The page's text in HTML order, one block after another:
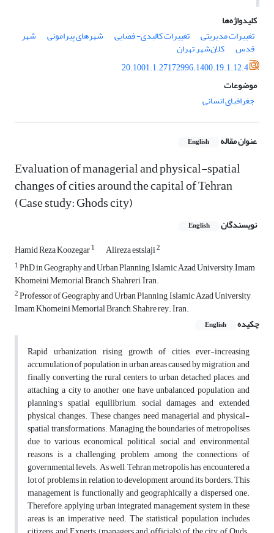
کلیدواژه‌ها
تغییرات مدیریتی
تغییرات کالبدی- فضایی شهرهای پیرامونی شهر
قدس
کلان‌شهر تهران
20.1001.1.27172996.1400.19.1.12.4
موضوعات
جغرافیای انسانی
عنوان مقاله English
Evaluation of managerial and physical-spatial
changes of cities around the capital of Tehran
(Case study: Ghods city)
نویسندگان English
Hamid Reza Koozegar1 Alireza estslaji2
1PhD in Geography and Urban Planning, Islamic Azad University, Imam
Khomeini Memorial Branch, Shahreri, Iran.
2Professor of Geography and Urban Planning, Islamic Azad University,
Imam Khomeini Memorial Branch, Shahre rey. Iran.
چکیده
English
Rapid urbanization, rising growth of cities, ever-increasing
accumulation of population in urban areas caused by migration, and
finally converting the rural centers to urban detached places, and
attaching a city to another one have unbalanced population and
planning’s spatial equilibrium, social damages and extended
physical changes. These changes need managerial and physical-
spatial transformations. Managing the boundaries of metropolises
due to various economical, political, social and environmental
reasons is a challenging problem among the connections of
governmental levels. As well, Tehran metropolis has encountered a
lot of problems in relation to development around its borders. This
management is functionally and geographically a dispersed one.
Therefore, applying urban integrated management system in these
areas is an imperative need. The statistical population includes